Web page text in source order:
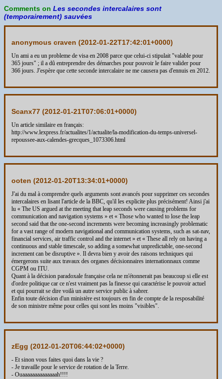
Comments on Les secondes intercalaires sont
(temporairement) sauvées
anonymous craven (2012-01-22T17:42:01+0000)
Un ami a eu un probleme de visa en 2008 parce que celui-ci stipulait "valable pour
365 jours" ; il a dû entreprendre des démarches pour pouvoir le faire valider pour
366 jours. J'espère que cette seconde intercalaire ne me causera pas d'ennuis en 2012.
Scanx77 (2012-01-21T07:06:01+0000)
Un article similaire en français:
http://www.lexpress.fr/actualites/1/actualite/la-modification-du-temps-universel-
repoussee-aux-calendes-grecques_1073306.html
ooten (2012-01-20T13:34:01+0000)
J'ai du mal à comprendre quels arguments sont avancés pour supprimer ces secondes
intercalaires en lisant l'article de la BBC, qu'il les explicite plus précisément! Ainsi j'ai
lu « The US argued at the meeting that leap seconds were causing problems for
communication and navigation systems » et « Those who wanted to lose the leap
second said that the one-second increments were becoming increasingly problematic
for a vast range of modern navigational and communication systems, such as sat-nav,
financial services, air traffic control and the internet » et « These all rely on having a
continuous and stable timescale, so adding a somewhat unpredictable, one-second
increment can be disruptive ». Il devra bien y avoir des raisons techniques qui
émergerons suite aux travaux des organes décisionnaires internationnaux comme
CGPM ou ITU.
Quant à la décision paradoxale française cela ne m'étonnerait pas beaucoup si elle est
d'ordre politique car ce n'est vraiment pas la finesse qui caractérise le pouvoir actuel
et qui pourrait se dire voilà un autre service public à sabrer.
Enfin toute décision d'un ministère est toujours en fin de compte de la resposabilité
de son ministre même pour celles qui sont les moins "visibles".
zEgg (2012-01-20T06:44:02+0000)
- Et sinon vous faites quoi dans la vie ?
- Je travaille pour le service de rotation de la Terre.
- Ouaaaaaaaaaaaaaah!!!!